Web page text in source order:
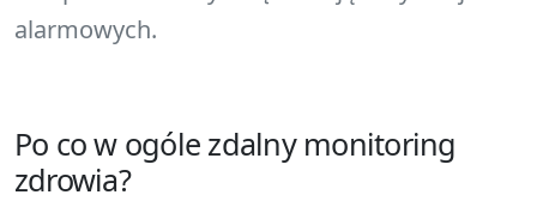
alarmowych.
Po co w ogóle zdalny monitoring
zdrowia?